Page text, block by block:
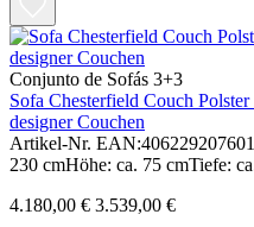
Conjunto de Sofás 3+3
Sofa Chesterfield Couch
designer Couchen
Artikel-Nr.
230 cmHöhe: ca. 75 cmTiefe:
4.180,00 € 3.539,00 €